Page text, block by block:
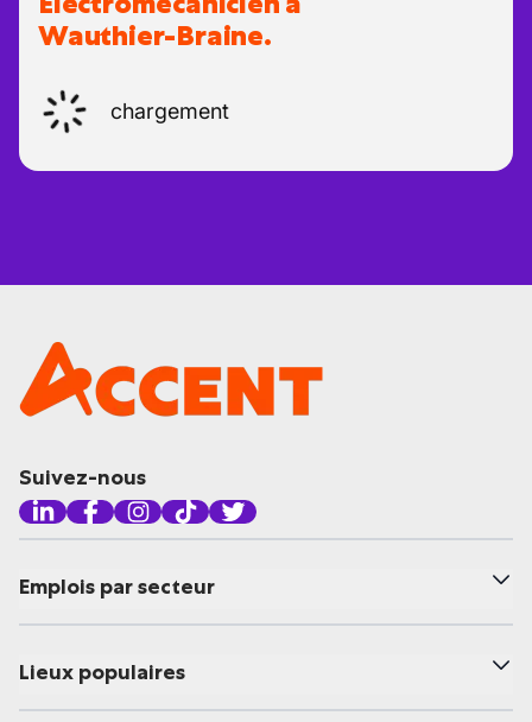
Wauthier-Braine.
chargement
Suivez-nous
Emplois par secteur
Lieux populaires